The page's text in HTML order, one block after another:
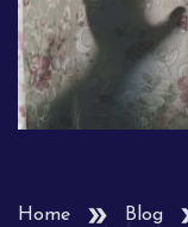
Home Blog